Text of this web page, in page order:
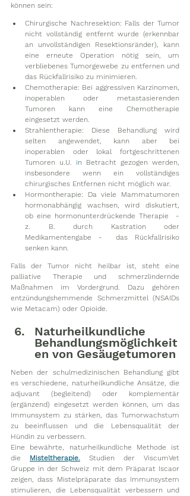
können sein:
Chirurgische Nachresektion: Falls der Tumor
nicht vollständig entfernt wurde (erkennbar
an unvollständigen Resektionsränder), kann
eine erneute Operation nötig sein, um
verbliebenes Tumorgewebe zu entfernen und
das Rückfallrisiko zu minimieren.
Chemotherapie: Bei aggressiven Karzinomen,
inoperablen oder metastasierenden
Tumoren kann eine Chemotherapie
eingesetzt werden.
Strahlentherapie: Diese Behandlung wird
selten angewendet, kann aber bei
inoperablen oder lokal fortgeschrittenen
Tumoren u.U. in Betracht gezogen werden,
insbesondere wenn ein vollständiges
chirurgisches Entfernen nicht möglich war.
Hormontherapie: Da viele Mammatumoren
hormonabhängig wachsen, wird diskutiert,
ob eine hormonunterdrückende Therapie  -
z. B. durch Kastration oder
Medikamentengabe -  das Rückfallrisiko
senken kann.
Falls der Tumor nicht heilbar ist, steht eine
palliative Therapie und schmerzlindernde
Maßnahmen im Vordergrund. Dazu gehören
entzündungshemmende Schmerzmittel (NSAIDs
wie Metacam) oder Opioide.
Naturheilkundliche
Behandlungsmöglichkeit
en von Gesäugetumoren
Neben der schulmedizinischen Behandlung gibt
es verschiedene, naturheilkundliche Ansätze, die
adjuvant (begleitend) oder komplementär
(ergänzend) eingesetzt werden können, um das
Immunsystem zu stärken, das Tumorwachstum
zu beeinflussen und die Lebensqualität der
Hündin zu verbessern.
Eine bewährte, naturheilkundliche Methode ist
die Misteltherapie.
Studien der ViscumVet
Gruppe in der Schweiz mit dem Präparat Iscaor
zeigen, dass Mistelpräparate das Immunsystem
stimulieren, die Lebensqualität verbessern und